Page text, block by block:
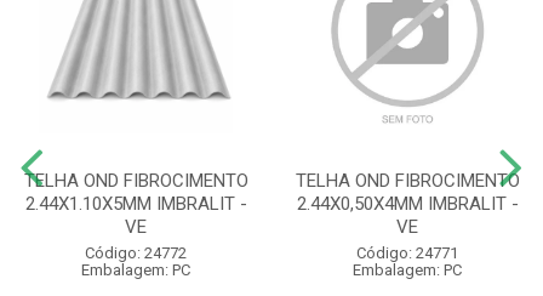
TELHA OND FIBROCIMENTO
2.44X1.10X5MM IMBRALIT -
VE
Código: 24772
Embalagem: PC
TELHA OND FIBROCIMENTO
2.44X0,50X4MM IMBRALIT -
VE
Código: 24771
Embalagem: PC